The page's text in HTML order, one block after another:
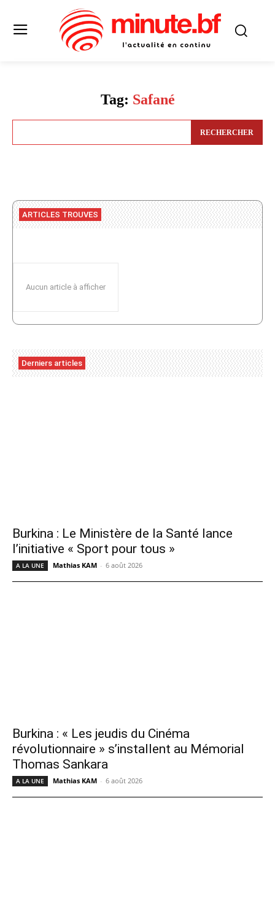
Tag: Safané
RECHERCHER
ARTICLES TROUVES
Aucun article à afficher
Derniers articles
Burkina : Le Ministère de la Santé lance
l’initiative « Sport pour tous »
A LA UNE Mathias KAM - 6 août 2026
Burkina : « Les jeudis du Cinéma
révolutionnaire » s’installent au Mémorial
Thomas Sankara
A LA UNE Mathias KAM - 6 août 2026